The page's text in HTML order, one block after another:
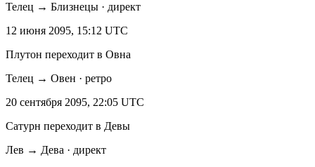
Телец → Близнецы · директ
12 июня 2095, 15:12 UTC
Плутон переходит в Овна
Телец → Овен · ретро
20 сентября 2095, 22:05 UTC
Сатурн переходит в Девы
Лев → Дева · директ